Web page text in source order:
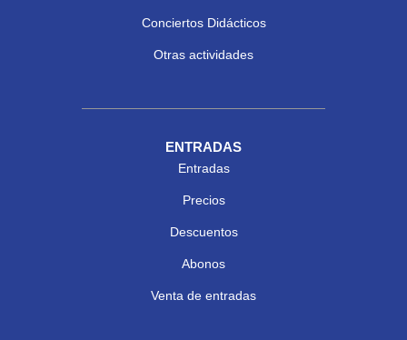
Conciertos Didácticos
Otras actividades
ENTRADAS
Entradas
Precios
Descuentos
Abonos
Venta de entradas